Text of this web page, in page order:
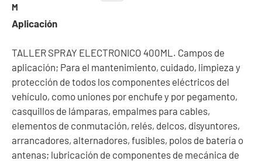
M
Aplicación
TALLER SPRAY ELECTRONICO 400ML. Campos de
aplicación; Para el mantenimiento, cuidado, limpieza y
protección de todos los componentes eléctricos del
vehículo, como uniones por enchufe y por pegamento,
casquillos de lámparas, empalmes para cables,
elementos de conmutación, relés, delcos, disyuntores,
arrancadores, alternadores, fusibles, polos de batería o
antenas; lubricación de componentes de mecánica de